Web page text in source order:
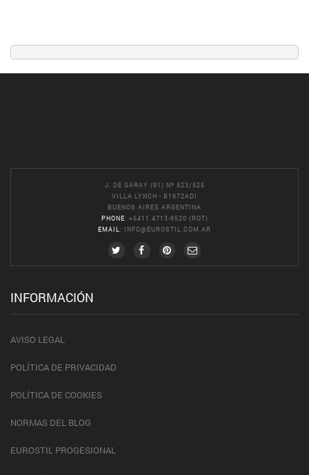
J. DE GARAY (91) Nº 523/525
VILLA LYNCH - B1672ADI
BUENOS AIRES ARGENTINA
PHONE: +5411 4713-9520 (ROT)
EMAIL: INFO@EUROSTIL.COM.AR
INFORMACIÓN
AVISO LEGAL
POLÍTICA DE PRIVACIDAD
POLÍTICA DE COOKIES
NORMAS DEL BLOG
EUROSTIL PROGESIONAL